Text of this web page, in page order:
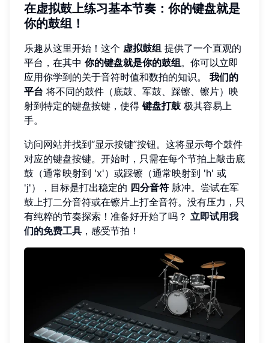
在虚拟鼓上练习基本节奏：你的键盘就是
你的鼓组！
乐趣从这里开始！这个 虚拟鼓组 提供了一个直观的
平台，在其中 你的键盘就是你的鼓组。你可以立即
应用你学到的关于音符时值和数拍的知识。 我们的
平台 将不同的鼓件（底鼓、军鼓、踩镲、镲片）映
射到特定的键盘按键，使得 键盘打鼓 极其容易上
手。
访问网站并找到“显示按键”按钮。这将显示每个鼓件
对应的键盘按键。开始时，只需在每个节拍上敲击底
鼓（通常映射到 'x'）或踩镲（通常映射到 'h' 或
'j'），目标是打出稳定的 四分音符 脉冲。尝试在军
鼓上打二分音符或在镲片上打全音符。没有压力，只
有纯粹的节奏探索！准备好开始了吗？ 立即试用我
们的免费工具 ，感受节拍！